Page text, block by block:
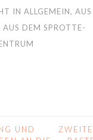
IN ALLGEMEIN,
AUS DEM SPROTTE-
UND